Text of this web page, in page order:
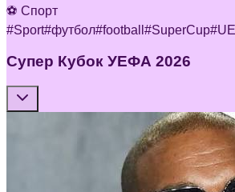
⚽ Спорт
#Sport#футбол#football #SuperCup#
Супер Кубок УЕФА 2026